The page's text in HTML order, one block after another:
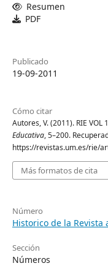
Resumen
PDF
Publicado
19-09-2011
Cómo citar
Autores, V. (2011). RIE VOL
Educativa, 5–200.
https://revistas.um.es/rie/
Más formatos de cita
Número
Historico de la Revista
Sección
Números